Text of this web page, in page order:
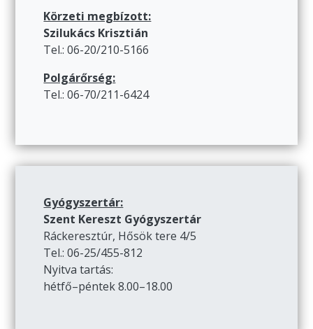
Körzeti megbízott:
Szilukács Krisztián
Tel.: 06-20/210-5166
Polgárőrség:
Tel.: 06-70/211-6424
Gyógyszertár:
Szent Kereszt Gyógyszertár
Ráckeresztúr, Hősök tere 4/5
Tel.: 06-25/455-812
Nyitva tartás:
hétfő–péntek 8.00–18.00